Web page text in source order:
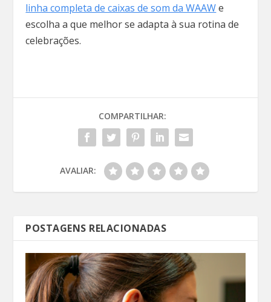
linha completa de caixas de som da WAAWe
escolha a que melhor se adapta à sua rotina de
celebrações.
COMPARTILHAR:
AVALIAR:
POSTAGENS RELACIONADAS